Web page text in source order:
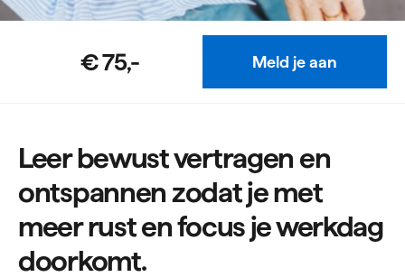
€ 75,- Meld je aan
Leer bewust vertragen en
ontspannen zodat je met
meer rust en focus je werkdag
doorkomt.